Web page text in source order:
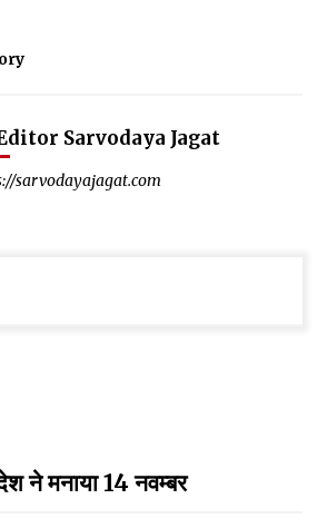
Sarvodaya Jagat
sarvodayajagat.com
ने मनाया 14 नवम्बर